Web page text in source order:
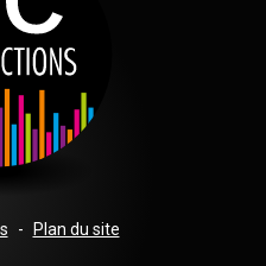
Plan du site